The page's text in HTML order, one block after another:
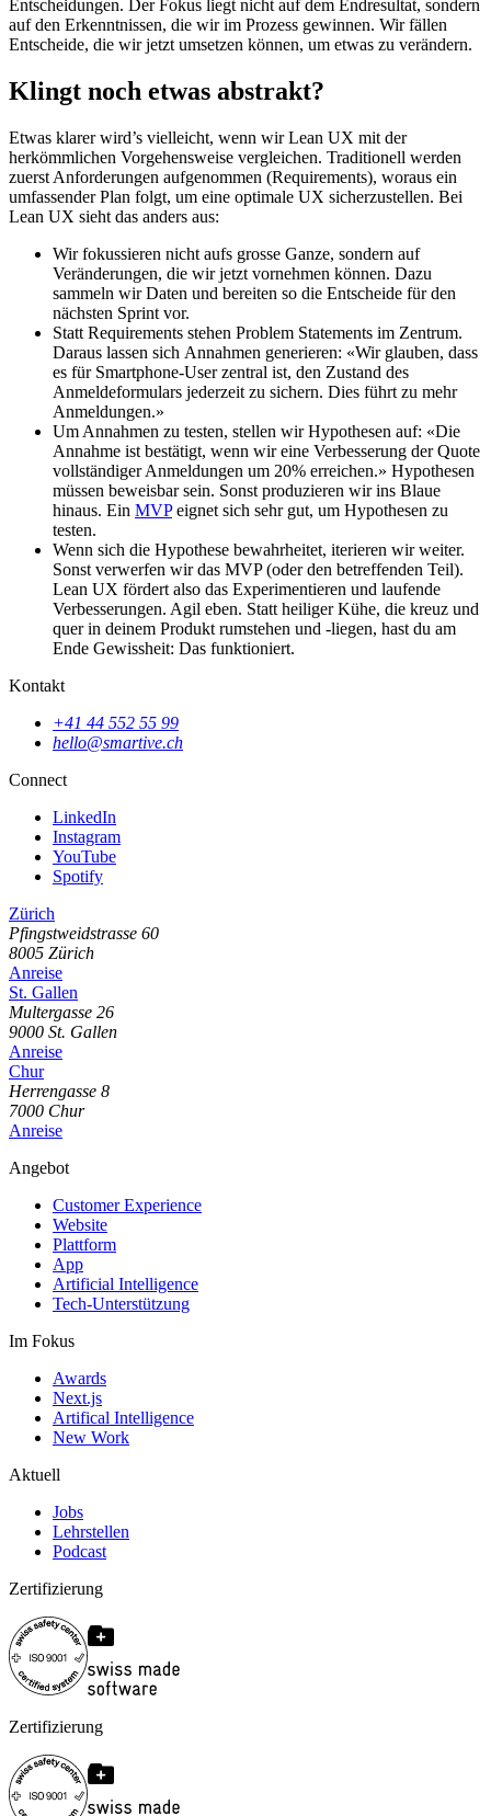
Entscheidungen. Der Fokus liegt nicht auf dem Endresultat, sondern
auf den Erkenntnissen, die wir im Prozess gewinnen. Wir fällen
Entscheide, die wir jetzt umsetzen können, um etwas zu verändern.
Klingt noch etwas abstrakt?
Etwas klarer wird’s vielleicht, wenn wir Lean UX mit der
herkömmlichen Vorgehensweise vergleichen. Traditionell werden
zuerst Anforderungen aufgenommen (Requirements), woraus ein
umfassender Plan folgt, um eine optimale UX sicherzustellen. Bei
Lean UX sieht das anders aus:
Wir fokussieren nicht aufs grosse Ganze, sondern auf
Veränderungen, die wir jetzt vornehmen können. Dazu
sammeln wir Daten und bereiten so die Entscheide für den
nächsten Sprint vor.
Statt Requirements stehen Problem Statements im Zentrum.
Daraus lassen sich Annahmen generieren: «Wir glauben, dass
es für Smartphone-User zentral ist, den Zustand des
Anmeldeformulars jederzeit zu sichern. Dies führt zu mehr
Anmeldungen.»
Um Annahmen zu testen, stellen wir Hypothesen auf: «Die
Annahme ist bestätigt, wenn wir eine Verbesserung der Quote
vollständiger Anmeldungen um 20% erreichen.» Hypothesen
müssen beweisbar sein. Sonst produzieren wir ins Blaue
hinaus. Ein MVPeignet sich sehr gut, um Hypothesen zu
testen.
Wenn sich die Hypothese bewahrheitet, iterieren wir weiter.
Sonst verwerfen wir das MVP (oder den betreffenden Teil).
Lean UX fördert also das Experimentieren und laufende
Verbesserungen. Agil eben. Statt heiliger Kühe, die kreuz und
quer in deinem Produkt rumstehen und -liegen, hast du am
Ende Gewissheit: Das funktioniert.
Kontakt
+41 44 552 55 99
hello@smartive.ch
Connect
LinkedIn
Instagram
YouTube
Spotify
Zürich
Pfingstweidstrasse 60
8005 Zürich
Anreise
St. Gallen
Multergasse 26
9000 St. Gallen
Anreise
Chur
Herrengasse 8
7000 Chur
Anreise
Angebot
Customer Experience
Website
Plattform
App
Artificial Intelligence
Tech-Unterstützung
Im Fokus
Awards
Next.js
Artifical Intelligence
New Work
Aktuell
Jobs
Lehrstellen
Podcast
Zertifizierung
Zertifizierung